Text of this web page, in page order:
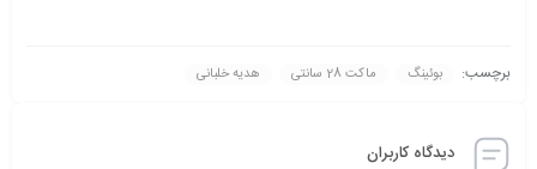
برچسب: بوئینگ ماکت 28 سانتی هدیه خلبانی
دیدگاه کاربران